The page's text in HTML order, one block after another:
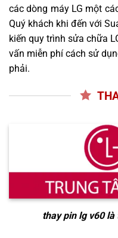
các dòng máy LG một
Quý khách khi đến với
kiến quy trình sửa chữa
vấn miễn phí cách sử
phải.
thay pin lg v60là